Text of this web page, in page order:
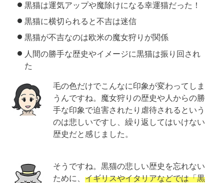
黒猫は運気アップや魔除けになる幸運猫だった！
黒猫に横切られると不吉は迷信
黒猫が不吉なのは欧米の魔女狩りが関係
人間の勝手な歴史やイメージに黒猫は振り回され
た
毛の色だけでこんなに印象が変わってしま
うんですね。魔女狩りの歴史や人からの勝
手な印象で迫害されたり虐待されるという
のは悲しいですし、繰り返してはいけない
歴史だと感じました。
そうですね。黒猫の悲しい歴史を忘れない
ために、イギリスやイタリアなどでは「黒